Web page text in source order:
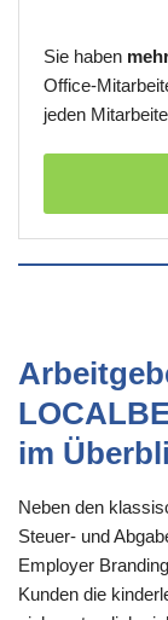
Sie haben
Office-
jeden
im
Neben den
Steuer- und
Employer
Kunden die